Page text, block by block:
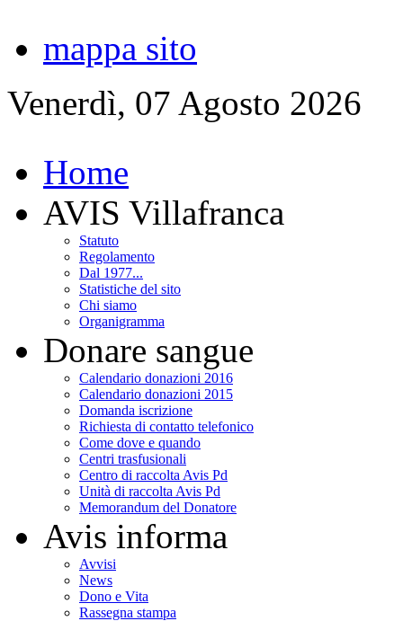
mappa sito
Venerdì, 07 Agosto 2026
Home
AVIS Villafranca
Statuto
Regolamento
Dal 1977...
Statistiche del sito
Chi siamo
Organigramma
Donare sangue
Calendario donazioni 2016
Calendario donazioni 2015
Domanda iscrizione
Richiesta di contatto telefonico
Come dove e quando
Centri trasfusionali
Centro di raccolta Avis Pd
Unità di raccolta Avis Pd
Memorandum del Donatore
Avis informa
Avvisi
News
Dono e Vita
Rassegna stampa